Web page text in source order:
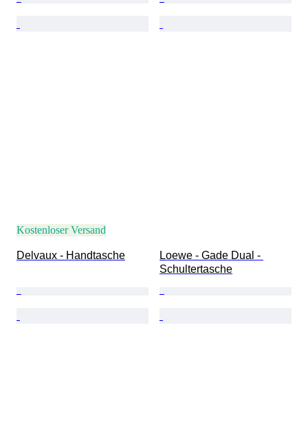
Kostenloser Versand
Delvaux - Handtasche
Loewe - Gade Dual -
Schultertasche